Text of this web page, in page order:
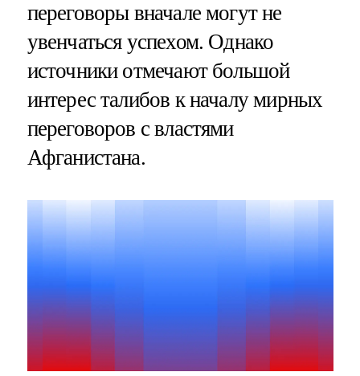
переговоры вначале могут не
увенчаться успехом. Однако
источники отмечают большой
интерес талибов к началу мирных
переговоров с властями
Афганистана.